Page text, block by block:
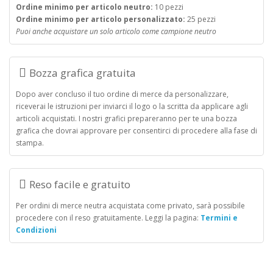
Ordine minimo per articolo neutro: 10 pezzi
Ordine minimo per articolo personalizzato: 25 pezzi
Puoi anche acquistare un solo articolo come campione neutro
Bozza grafica gratuita
Dopo aver concluso il tuo ordine di merce da personalizzare,
riceverai le istruzioni per inviarci il logo o la scritta da applicare agli
articoli acquistati. I nostri grafici prepareranno per te una bozza
grafica che dovrai approvare per consentirci di procedere alla fase di
stampa.
Reso facile e gratuito
Per ordini di merce neutra acquistata come privato, sarà possibile
procedere con il reso gratuitamente. Leggi la pagina: Termini e
Condizioni